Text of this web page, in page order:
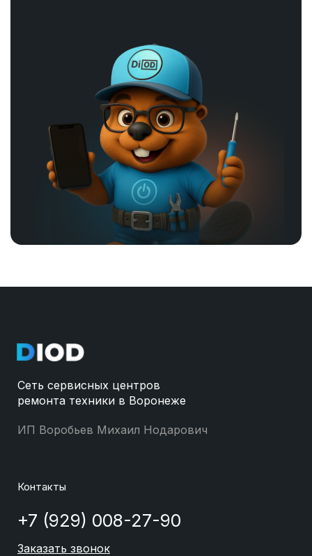
Сеть сервисных центров
ремонта техники в Воронеже
ИП Воробьев Михаил Нодарович
Контакты
+7 (929) 008-27-90
Заказать звонок